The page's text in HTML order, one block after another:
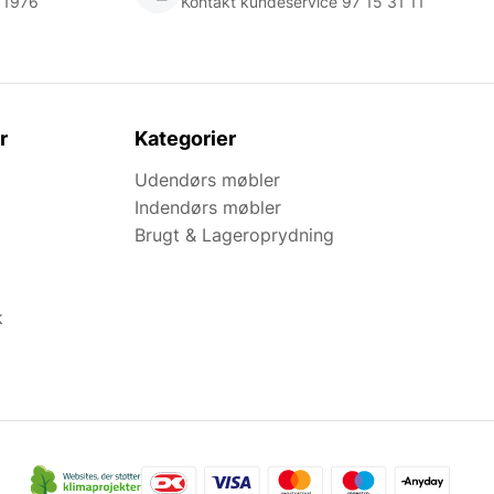
Kategorier
Udendørs møbler
Indendørs møbler
Brugt & Lageroprydning